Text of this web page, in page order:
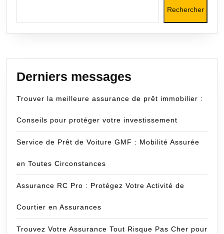
Rechercher
Derniers messages
Trouver la meilleure assurance de prêt immobilier :
Conseils pour protéger votre investissement
Service de Prêt de Voiture GMF : Mobilité Assurée
en Toutes Circonstances
Assurance RC Pro : Protégez Votre Activité de
Courtier en Assurances
Trouvez Votre Assurance Tout Risque Pas Cher pour